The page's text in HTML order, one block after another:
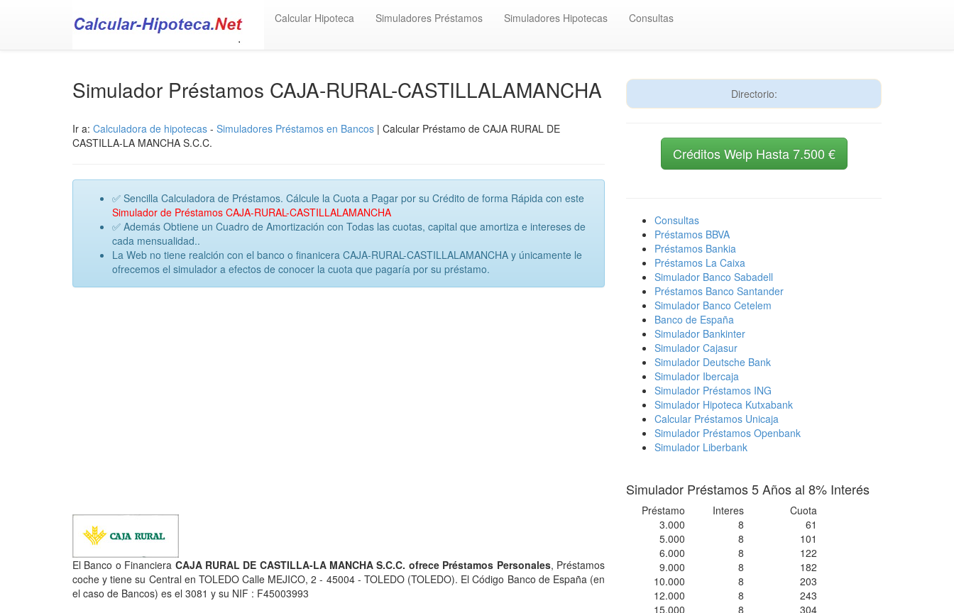
Calcular Hipoteca Simuladores Préstamos Simuladores Hipotecas Consultas
Simulador Préstamos CAJA-RURAL-CASTILLALAMANCHA
Ir a: Calculadora de hipotecas - Simuladores Préstamos en Bancos | Calcular Préstamo de CAJA RURAL DE
CASTILLA-LA MANCHA S.C.C.
✅ Sencilla Calculadora de Préstamos. Cálcule la Cuota a Pagar por su Crédito de forma Rápida con este
Simulador de Préstamos CAJA-RURAL-CASTILLALAMANCHA
✅ Además Obtiene un Cuadro de Amortización con Todas las cuotas, capital que amortiza e intereses de
cada mensualidad..
La Web no tiene realción con el banco o finanicera CAJA-RURAL-CASTILLALAMANCHA y únicamente le
ofrecemos el simulador a efectos de conocer la cuota que pagaría por su préstamo.
El Banco o Financiera CAJA RURAL DE CASTILLA-LA MANCHA S.C.C. ofrece Préstamos Personales, Préstamos
coche y tiene su Central en TOLEDO Calle MEJICO, 2 - 45004 - TOLEDO (TOLEDO). El Código Banco de España (en
el caso de Bancos) es el 3081 y su NIF : F45003993
Directorio:
Créditos Welp Hasta 7.500 €
Consultas
Préstamos BBVA
Préstamos Bankia
Préstamos La Caixa
Simulador Banco Sabadell
Préstamos Banco Santander
Simulador Banco Cetelem
Banco de España
Simulador Bankinter
Simulador Cajasur
Simulador Deutsche Bank
Simulador Ibercaja
Simulador Préstamos ING
Simulador Hipoteca Kutxabank
Calcular Préstamos Unicaja
Simulador Préstamos Openbank
Simulador Liberbank
Simulador Préstamos 5 Años al 8% Interés
Préstamo Interes
Cuota
3.000
8
61
5.000
8
101
6.000
8
122
9.000
8
182
10.000
8
203
12.000
8
243
15.000
8
304